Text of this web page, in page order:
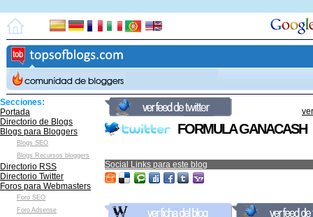
Secciones:
Portada
Directorio de Blogs
Blogs para Bloggers
Blogs SEO
Blogs Recursos bloggers
Directorio RSS
Directorio Twitter
Foros para Webmasters
Foro SEO
Foro Adsense
FORMULA GANACASH
Social Links para este blog